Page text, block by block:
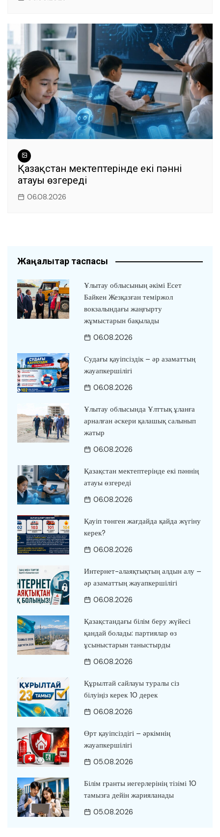
Қазақстан мектептерінде екі пәннің
атауы өзгереді
06.08.2026
Жаңалықтар таспасы
Ұлытау облысының әкімі Есет
Байкен Жезқазған теміржол
вокзалындағы жаңғырту
жұмыстарын бақылады
06.08.2026
Судағы қауіпсіздік – әр азаматтың
жауапкершілігі
06.08.2026
Ұлытау облысында Ұлттық ұланға
арналған әскери қалашық салынып
жатыр
06.08.2026
Қазақстан мектептерінде екі пәннің
атауы өзгереді
06.08.2026
Қауіп төнген жағдайда қайда жүгіну
керек?
06.08.2026
Интернет-алаяқтықтың алдын алу –
әр азаматтың жауапкершілігі
06.08.2026
Қазақстандағы білім беру жүйесі
қандай болады: партиялар өз
ұсыныстарын таныстырды
06.08.2026
Құрылтай сайлауы туралы сіз
білуіңіз керек 10 дерек
06.08.2026
Өрт қауіпсіздігі – әркімнің
жауапкершілігі
05.08.2026
Білім гранты иегерлерінің тізімі 10
тамызға дейін жарияланады
05.08.2026